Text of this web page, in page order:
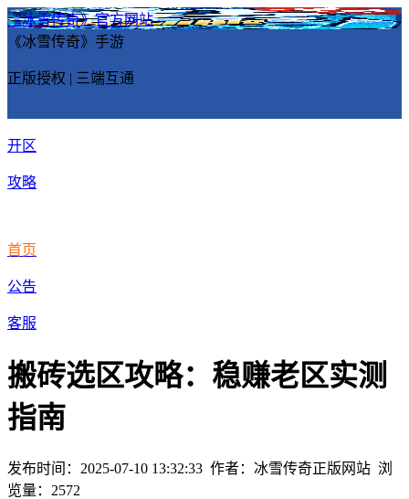
《冰雪传奇》官方网站
《冰雪传奇》手游
正版授权 | 三端互通
开区
攻略
首页
公告
客服
搬砖选区攻略：稳赚老区实测
指南
发布时间：2025-07-10 13:32:33 作者：冰雪传奇正版网站 浏
览量： 2572